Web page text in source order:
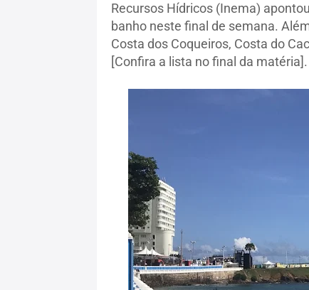
Recursos Hídricos (Inema)
banho neste final de semana.
Costa dos Coqueiros, Costa do
[Confira a lista no final da matéria].